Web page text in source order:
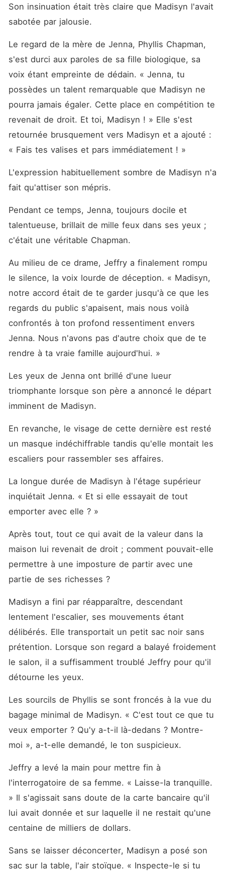
Son insinuation était très claire que Madisyn l'avait
sabotée par jalousie.
Le regard de la mère de Jenna, Phyllis Chapman,
s'est durci aux paroles de sa fille biologique, sa
voix étant empreinte de dédain. « Jenna, tu
possèdes un talent remarquable que Madisyn ne
pourra jamais égaler. Cette place en compétition te
revenait de droit. Et toi, Madisyn ! » Elle s'est
retournée brusquement vers Madisyn et a ajouté :
« Fais tes valises et pars immédiatement ! »
L'expression habituellement sombre de Madisyn n'a
fait qu'attiser son mépris.
Pendant ce temps, Jenna, toujours docile et
talentueuse, brillait de mille feux dans ses yeux ;
c'était une véritable Chapman.
Au milieu de ce drame, Jeffry a finalement rompu
le silence, la voix lourde de déception. « Madisyn,
notre accord était de te garder jusqu'à ce que les
regards du public s'apaisent, mais nous voilà
confrontés à ton profond ressentiment envers
Jenna. Nous n'avons pas d'autre choix que de te
rendre à ta vraie famille aujourd'hui. »
Les yeux de Jenna ont brillé d'une lueur
triomphante lorsque son père a annoncé le départ
imminent de Madisyn.
En revanche, le visage de cette dernière est resté
un masque indéchiffrable tandis qu'elle montait les
escaliers pour rassembler ses affaires.
La longue durée de Madisyn à l'étage supérieur
inquiétait Jenna. « Et si elle essayait de tout
emporter avec elle ? »
Après tout, tout ce qui avait de la valeur dans la
maison lui revenait de droit ; comment pouvait-elle
permettre à une imposture de partir avec une
partie de ses richesses ?
Madisyn a fini par réapparaître, descendant
lentement l'escalier, ses mouvements étant
délibérés. Elle transportait un petit sac noir sans
prétention. Lorsque son regard a balayé froidement
le salon, il a suffisamment troublé Jeffry pour qu'il
détourne les yeux.
Les sourcils de Phyllis se sont froncés à la vue du
bagage minimal de Madisyn. « C'est tout ce que tu
veux emporter ? Qu'y a-t-il là-dedans ? Montre-
moi », a-t-elle demandé, le ton suspicieux.
Jeffry a levé la main pour mettre fin à
l'interrogatoire de sa femme. « Laisse-la tranquille.
» Il s'agissait sans doute de la carte bancaire qu'il
lui avait donnée et sur laquelle il ne restait qu'une
centaine de milliers de dollars.
Sans se laisser déconcerter, Madisyn a posé son
sac sur la table, l'air stoïque. « Inspecte-le si tu